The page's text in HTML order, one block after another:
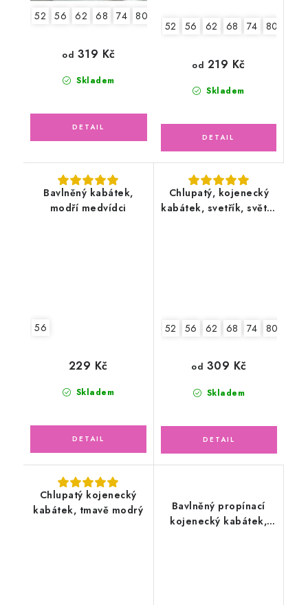
52 56 62 68 74 80
Skladem
od 319 Kč
52 56 62 68 74 80
Skladem
od 219 Kč
Bavlněný kabátek,
modří medvídci
56
Skladem
229 Kč
Chlupatý, kojenecký
kabátek, svetřík, světle
52 56 62 68 74 80
Skladem
od 309 Kč
Chlupatý kojenecký
kabátek, tmavě modrý
Bavlněný propínací
kojenecký kabátek,